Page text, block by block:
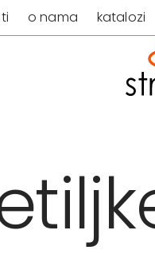
o nama katalozi